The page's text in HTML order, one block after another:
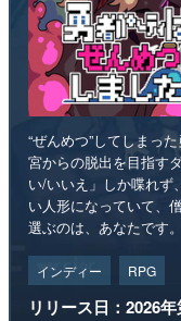
“ぜんめつ”してしまっ
宮からの脱出を目指す
い/いいえ」しか喋れず
い人形になっていて、
選ぶのは、あなたです。
インディー RPG
リリース日：2026